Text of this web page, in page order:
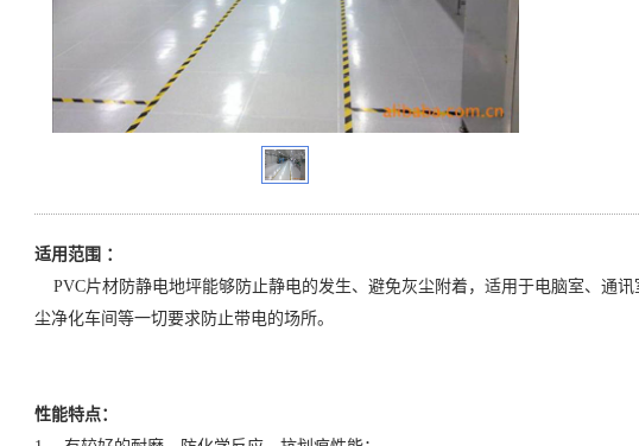
适用范围 ：
PVC片材防静电地坪能够防止静电的发生、避免灰尘附着，适用于电脑室、通讯
尘净化车间等一切要求防止带电的场所。
性能特点：